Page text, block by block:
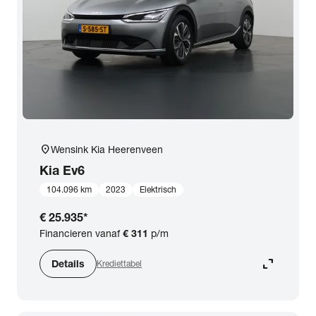
BTW (aftrekbaar) / Marge (BTW niet aftrekbaar)expand_more
Merk & Model
close
Kilometerstand
location_onWensink Kia Heerenveen
Kia Ev6
104.096 km 2023 Elektrisch
€ 25.935*
Financieren vanaf€ 311 p/m
Details Krediettabel expand_content